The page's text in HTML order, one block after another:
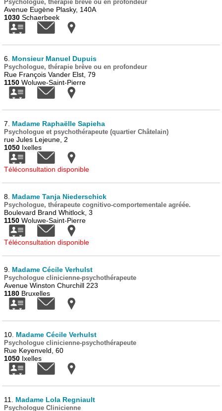
Psychologue, thérapie brève ou en profondeur
Avenue Eugène Plasky, 140A
1030 Schaerbeek
6. Monsieur Manuel Dupuis
Psychologue, thérapie brève ou en profondeur
Rue François Vander Elst, 79
1150 Woluwe-Saint-Pierre
7. Madame Raphaëlle Sapieha
Psychologue et psychothérapeute (quartier Châtelain)
rue Jules Lejeune, 2
1050 Ixelles
Téléconsultation disponible
8. Madame Tanja Niederschick
Psychologue, thérapeute cognitivo-comportementale agréée.
Boulevard Brand Whitlock, 3
1150 Woluwe-Saint-Pierre
Téléconsultation disponible
9. Madame Cécile Verhulst
Psychologue clinicienne-psychothérapeute
Avenue Winston Churchill 223
1180 Bruxelles
10. Madame Cécile Verhulst
Psychologue clinicienne-psychothérapeute
Rue Keyenveld, 60
1050 Ixelles
11. Madame Lola Regniault
Psychologue Clinicienne